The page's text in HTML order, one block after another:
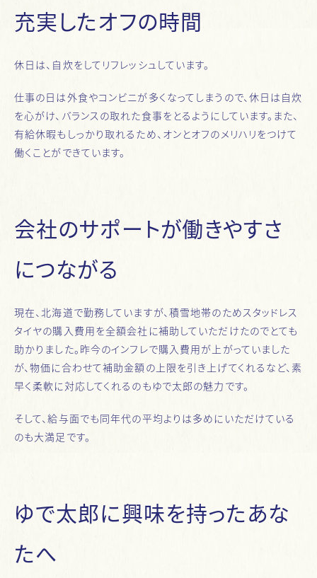
充実したオフの時間
休日は、自炊をしてリフレッシュしています。
仕事の日は外食やコンビニが多くなってしまうので、休日は自炊
を心がけ、バランスの取れた食事をとるようにしています。また、
有給休暇もしっかり取れるため、オンとオフのメリハリをつけて
働くことができています。
会社のサポートが働きやすさ
につながる
現在、北海道で勤務していますが、積雪地帯のためスタッドレス
タイヤの購入費用を全額会社に補助していただけたのでとても
助かりました。昨今のインフレで購入費用が上がっていました
が、物価に合わせて補助金額の上限を引き上げてくれるなど、素
早く柔軟に対応してくれるのもゆで太郎の魅力です。
そして、給与面でも同年代の平均よりは多めにいただけている
のも大満足です。
ゆで太郎に興味を持ったあな
たへ